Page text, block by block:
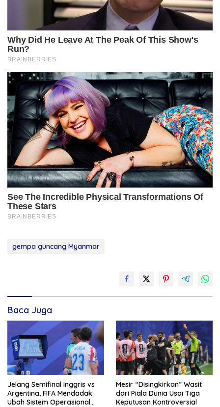
gempa guncang Myanmar
Baca Juga
Jelang Semifinal Inggris vs
Argentina, FIFA Mendadak
Ubah Sistem Operasional
Mesir “Disingkirkan” Wasit
dari Piala Dunia Usai Tiga
Keputusan Kontroversial